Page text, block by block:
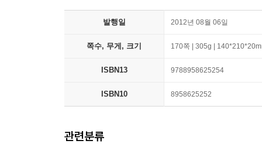
발행일 2012년 08월 06일
쪽수, 무게, 크기 170쪽 | 305g |
ISBN13 9788958625254
ISBN10 8958625252
관련분류